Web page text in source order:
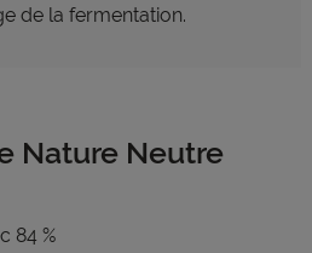
de la fermentation.
Nature Neutre
84 %